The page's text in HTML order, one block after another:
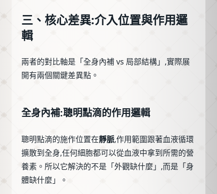
三、核心差異:介入位置與作用邏
輯
兩者的對比軸是「全身內補 vs 局部結構」,實際展
開有兩個關鍵差異點。
全身內補:聰明點滴的作用邏輯
聰明點滴的施作位置在靜脈,作用範圍跟著血液循環
擴散到全身,任何細胞都可以從血液中拿到所需的營
養素。所以它解決的不是「外觀缺什麼」,而是「身
體缺什麼」。